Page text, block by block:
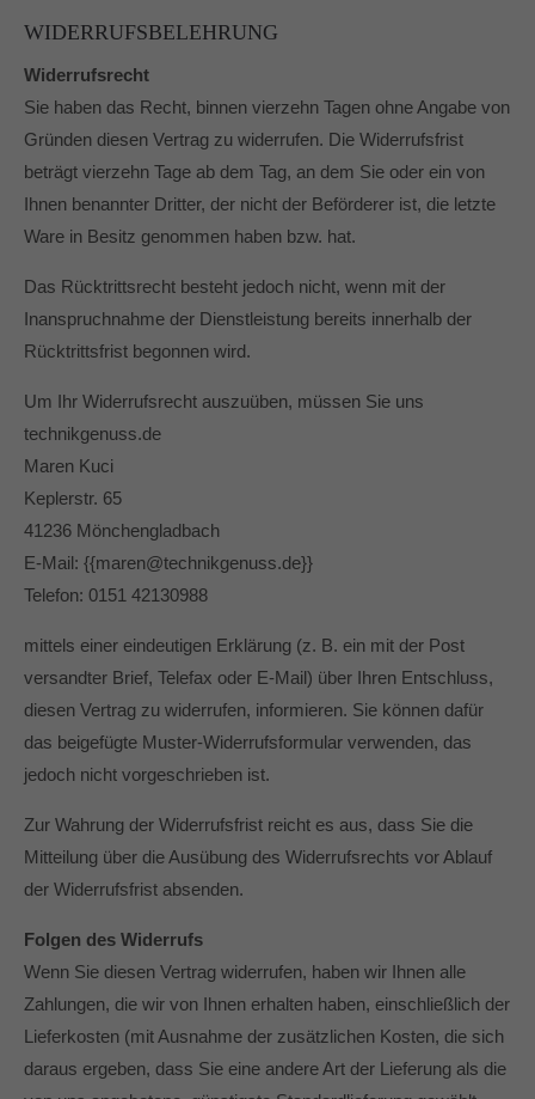
WIDERRUFSBELEHRUNG
Widerrufsrecht
Sie haben das Recht, binnen vierzehn Tagen ohne Angabe von
Gründen diesen Vertrag zu widerrufen. Die Widerrufsfrist
beträgt vierzehn Tage ab dem Tag, an dem Sie oder ein von
Ihnen benannter Dritter, der nicht der Beförderer ist, die letzte
Ware in Besitz genommen haben bzw. hat.
Das Rücktrittsrecht besteht jedoch nicht, wenn mit der
Inanspruchnahme der Dienstleistung bereits innerhalb der
Rücktrittsfrist begonnen wird.
Um Ihr Widerrufsrecht auszuüben, müssen Sie uns
technikgenuss.de
Maren Kuci
Keplerstr. 65
41236 Mönchengladbach
E-Mail: {{maren@technikgenuss.de}}
Telefon: 0151 42130988
mittels einer eindeutigen Erklärung (z. B. ein mit der Post
versandter Brief, Telefax oder E-Mail) über Ihren Entschluss,
diesen Vertrag zu widerrufen, informieren. Sie können dafür
das beigefügte Muster-Widerrufsformular verwenden, das
jedoch nicht vorgeschrieben ist.
Zur Wahrung der Widerrufsfrist reicht es aus, dass Sie die
Mitteilung über die Ausübung des Widerrufsrechts vor Ablauf
der Widerrufsfrist absenden.
Folgen des Widerrufs
Wenn Sie diesen Vertrag widerrufen, haben wir Ihnen alle
Zahlungen, die wir von Ihnen erhalten haben, einschließlich der
Lieferkosten (mit Ausnahme der zusätzlichen Kosten, die sich
daraus ergeben, dass Sie eine andere Art der Lieferung als die